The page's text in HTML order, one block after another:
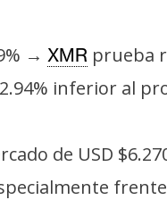
→ XMR prueba
inferior al
de USD